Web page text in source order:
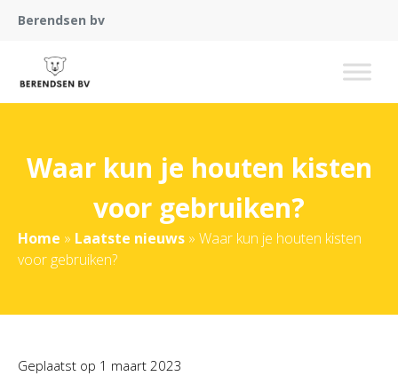
Berendsen bv
Waar kun je houten kisten
voor gebruiken?
Home » Laatste nieuws » Waar kun je houten kisten
voor gebruiken?
Geplaatst op 1 maart 2023